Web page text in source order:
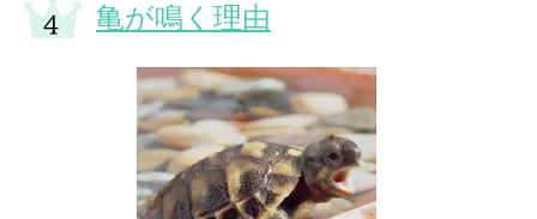
亀が鳴く理由